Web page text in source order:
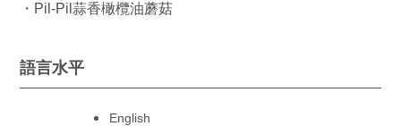
・Pil-Pil蒜香橄欖油蘑菇
語言水平
English